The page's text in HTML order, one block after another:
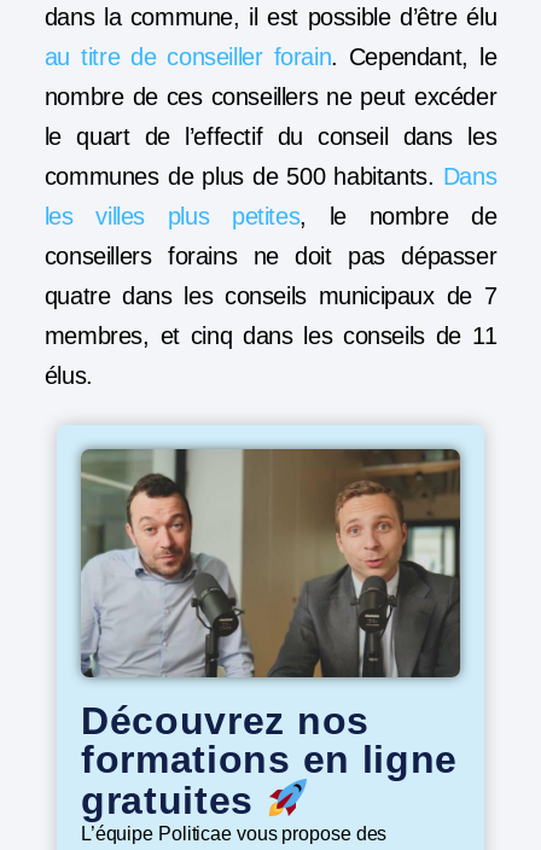
dans la commune, il est possible d’être élu
au titre de conseiller forain. Cependant, le
nombre de ces conseillers ne peut excéder
le quart de l’effectif du conseil dans les
communes de plus de 500 habitants. Dans
les villes plus petites, le nombre de
conseillers forains ne doit pas dépasser
quatre dans les conseils municipaux de 7
membres, et cinq dans les conseils de 11
élus.
Découvrez nos
formations en ligne
gratuites
L’équipe Politicae vous propose des